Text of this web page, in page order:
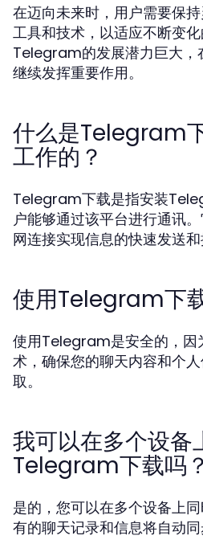
在迈向未来时，用户需要保
工具和技术，以适应不断变化
Telegram的发展潜力巨大，
继续发挥重要作用。
什么是Telegram
工作的？
Telegram下载是指安装
户能够通过该平台进行通讯
网连接实现信息的快速发送和
使用Telegram下
使用Telegram是安全的，因
术，确保您的聊天内容和个
取。
我可以在多个设备
Telegram下载吗？
是的，您可以在多个设备上
有的聊天记录和信息将自动同